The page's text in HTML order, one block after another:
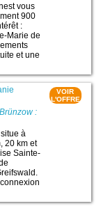
vous
900
:
Marie de
et une
:
à
20 km et
Sainte-
VOIR
L'OFFRE